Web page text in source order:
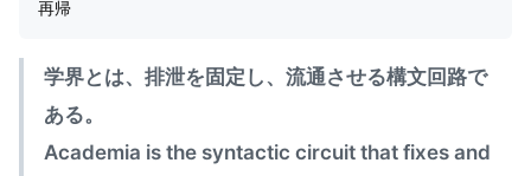
学界とは、排泄を固定し、流通させる構文回路で
ある。
Academia is the syntactic circuit that fixes and